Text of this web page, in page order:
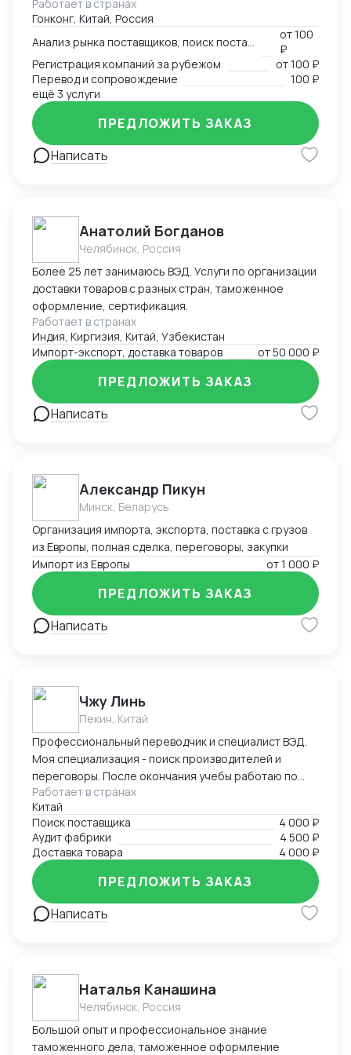
узконаправленных выставок - Провел около 1000
деловых переговоров от поставщика молотков до
уровня Форбс на тему инфраструктурных инвестиций
на десятки млрд долларов Имею огромную
контактную базу: - поставщики всех направлений; -
торговые компании, работающие по параллельному
импорту; - профессиональные и производственные
ассоциации; - главы локальных отделений банков; -
частные фенчурные фонды; - сотрудники фонда
"Один пояс - один путь"; - переводчики в каждом
Работает в странах
Гонконг, Китай, Россия
от100
₽
Регистрация компаний за рубежом
от100 ₽
Перевод и сопровождение
100 ₽
ещё 3 услуги
Написать
ПРЕДЛОЖИТЬ ЗАКАЗ
Анатолий Богданов
Челябинск, Россия
Более 25 лет занимаюсь ВЭД. Услуги по организации
доставки товаров с разных стран, таможенное
оформление, сертификация.
Работает в странах
Индия, Киргизия, Китай, Узбекистан
Импорт-экспорт, доставка товаров
от50 000 ₽
Написать
ПРЕДЛОЖИТЬ ЗАКАЗ
Александр Пикун
Минск, Беларусь
Организация импорта, экспорта, поставка с грузов
из Европы, полная сделка, переговоры, закупки
Импорт из Европы
от1 000 ₽
Написать
ПРЕДЛОЖИТЬ ЗАКАЗ
Чжу Линь
Пекин, Китай
Профессиональный переводчик и специалист ВЭД.
Моя специализация - поиск производителей и
переговоры. После окончания учебы работаю по
специальности, имею большой опыт работы с
китайскими производителями, транспортными
компаниями, таможней. Была представителем
нескольких российских компаний в Китае, также
имею опыт работы на китайском производственном
предприятии. Оказываю услуги представителя в
Китае: поиск производителей, контроль качества,
доставка. С моей помощью вы гарантировано
Работает в странах
Китай
Поиск поставщика
4 000 ₽
Аудит фабрики
4 500 ₽
Доставка товара
4 000 ₽
Написать
ПРЕДЛОЖИТЬ ЗАКАЗ
Наталья Канашина
Челябинск, Россия
Большой опыт и профессиональное знание
таможенного дела, таможенное оформление